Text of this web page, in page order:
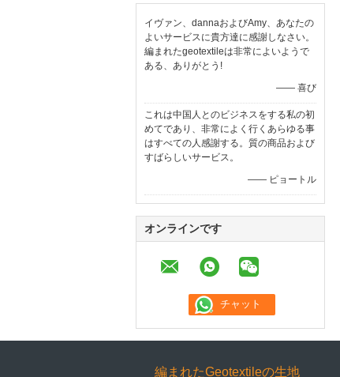
イヴァン、dannaおよびAmy、あなたの
よいサービスに貴方達に感謝しなさい。
編まれたgeotextileは非常によいようで
ある、ありがとう!
—— 喜び
これは中国人とのビジネスをする私の初
めてであり、非常によく行くあらゆる事
はすべての人感謝する。質の商品および
すばらしいサービス。
—— ピョートル
オンラインです
編まれたGeotextileの生地